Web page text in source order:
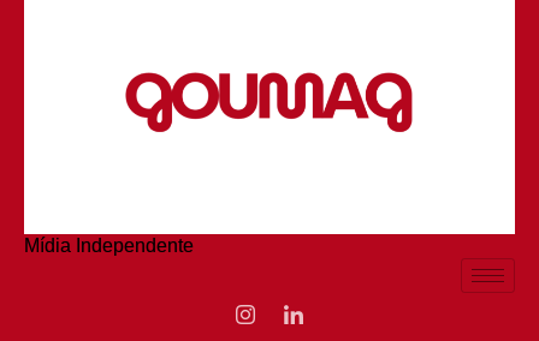
Mídia Independente